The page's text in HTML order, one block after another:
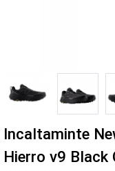
Incaltaminte
Hierro v9 Black